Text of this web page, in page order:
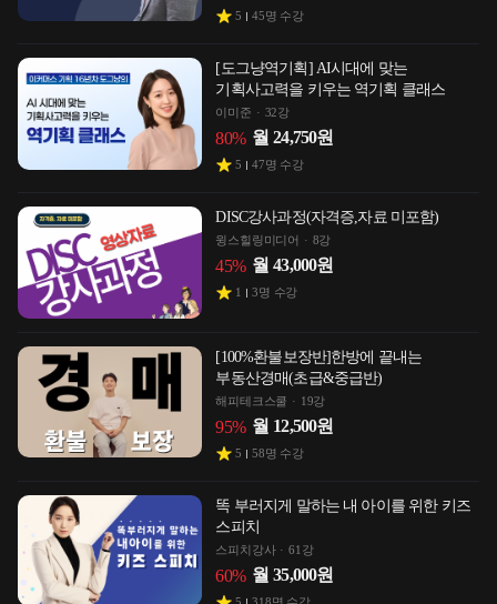
5 45명 수강
[도그냥역기획] AI시대에 맞는
기획사고력을 키우는 역기획 클래스
이미준 32강
80% 월 24,750원
5 47명 수강
DISC강사과정(자격증,자료 미포함)
윙스힐링미디어 8강
45% 월 43,000원
1 3명 수강
[100%환불보장반]한방에 끝내는
부동산경매(초급&중급반)
해피테크스쿨 19강
95% 월 12,500원
5 58명 수강
똑 부러지게 말하는 내 아이를 위한 키즈
스피치
스피치강사 61강
60% 월 35,000원